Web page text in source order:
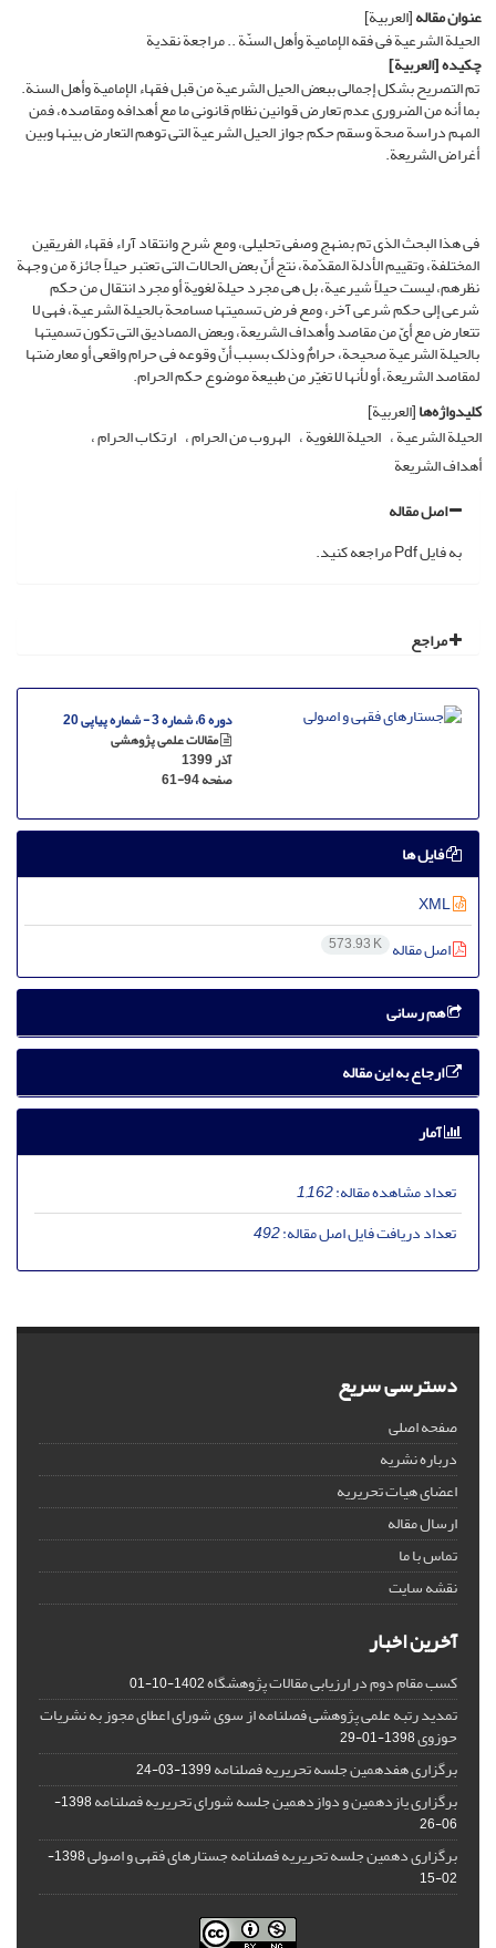
عنوان مقاله[العربیة]
الحیلة الشرعیة فی فقه الإمامیة وأهل السنّة .. مراجعة نقدیة
چکیده[العربیة]
تم التصریح بشکل إجمالی ببعض الحیل الشرعیة من قبل فقهاء الإمامیة وأهل السنة.
بما أنه من الضروری عدم تعارض قوانین نظام قانونی ما مع أهدافه ومقاصده، فمن
المهم دراسة صحة وسقم حکم جواز الحیل الشرعیة التی توهم التعارض بینها وبین
أغراض الشریعة.
فی هذا البحث الذی تم بمنهج وصفی تحلیلی، ومع شرح وانتقاد آراء فقهاء الفریقین
المختلفة، وتقییم الأدلة المقدّمة، نتج أنّ بعض الحالات التی تعتبر حیلاً جائزة من وجهة
نظرهم، لیست حیلاً شىرعیة، بل هی مجرد حیلة لغویة أو مجرد انتقال من حکم
شرعی إلى حکم شرعی آخر، ومع فرض تسمیتها مسامحة بالحیلة الشرعیة، فهی لا
تتعارض مع أیّ من مقاصد وأهداف الشریعة، وبعض المصادیق التی تکون تسمیتها
بالحیلة الشرعیة صحیحة، حرامٌ وذلک بسبب أنّ وقوعه فی حرام واقعی أو معارضتها
لمقاصد الشریعة، أو لأنها لا تغیّر من طبیعة موضوع حکم الحرام.
کلیدواژه‌ها[العربیة]
الحیلة الشرعیة الحیلة اللغویة الهروب من الحرام ارتکاب الحرام
أهداف الشریعة
اصل مقاله
به فایل Pdf مراجعه کنید.
مراجع
دوره 6، شماره 3 - شماره پیاپی 20
مقالات علمی پژوهشی
آذر 1399
صفحه61-94
فایل ها
اصل مقاله 573.93 K
هم رسانی
ارجاع به این مقاله
آمار
تعداد مشاهده مقاله:1,162
تعداد دریافت فایل اصل مقاله:492
دسترسی سریع
صفحه اصلی
درباره نشریه
اعضای هیات تحریریه
ارسال مقاله
تماس با ما
نقشه سایت
آخرین اخبار
کسب مقام دوم در ارزیابی مقالات پژوهشگاه1402-10-01
تمدید رتبه علمی پژوهشی فصلنامه از سوی شورای اعطای مجوز به نشریات
حوزوی1398-01-29
برگزاری هفدهمین جلسه تحریریه فصلنامه1399-03-24
برگزاری یازدهمین و دوازدهمین جلسه شورای تحریریه فصلنامه
1398-
06-26
برگزاری دهمین جلسه تحریریه فصلنامه جستارهای فقهی و اصولی
1398-
02-15